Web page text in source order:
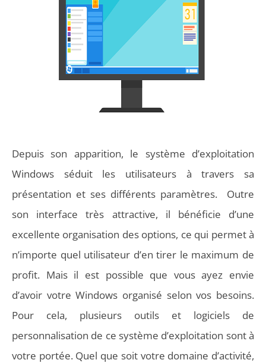
Depuis son apparition, le système d’exploitation
Windows séduit les utilisateurs à travers sa
présentation et ses différents paramètres. Outre
son interface très attractive, il bénéficie d’une
excellente organisation des options, ce qui permet à
n’importe quel utilisateur d’en tirer le maximum de
profit. Mais il est possible que vous ayez envie
d’avoir votre Windows organisé selon vos besoins.
Pour cela, plusieurs outils et logiciels de
personnalisation de ce système d’exploitation sont à
votre portée. Quel que soit votre domaine d’activité,